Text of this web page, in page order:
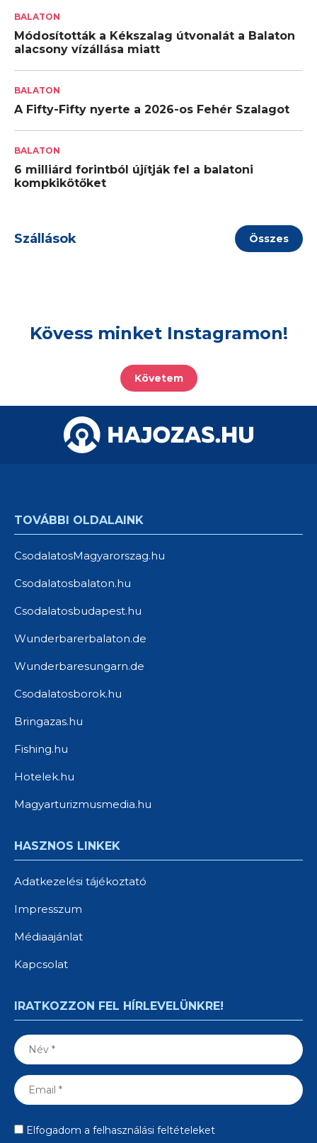
BALATON
Módosították a Kékszalag útvonalát a Balaton
alacsony vízállása miatt
BALATON
A Fifty-Fifty nyerte a 2026-os Fehér Szalagot
BALATON
6 milliárd forintból újítják fel a balatoni
kompkikötőket
Szállások Összes
Kövess minket Instagramon!
Követem
TOVÁBBI OLDALAINK
CsodalatosMagyarorszag.hu
Csodalatosbalaton.hu
Csodalatosbudapest.hu
Wunderbarerbalaton.de
Wunderbaresungarn.de
Csodalatosborok.hu
Bringazas.hu
Fishing.hu
Hotelek.hu
Magyarturizmusmedia.hu
HASZNOS LINKEK
Adatkezelési tájékoztató
Impresszum
Médiaajánlat
Kapcsolat
IRATKOZZON FEL HÍRLEVELÜNKRE!
Elfogadom a felhasználási feltételeket